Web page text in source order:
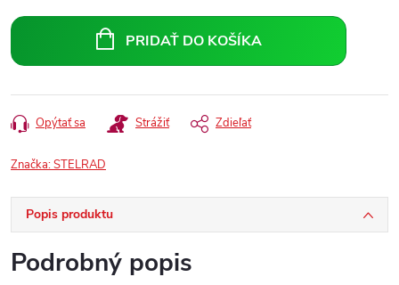
cena:
PRIDAŤ DO KOŠÍKA
Opýtať sa Strážiť Zdieľať
Značka:STELRAD
Popis produktu
Podrobný popis